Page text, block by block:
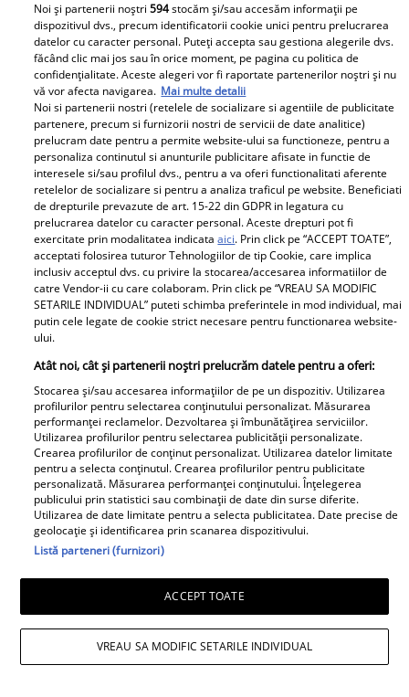
Andreea Popescu și fosta soacră, schimb
de replici. Ce i-a spus mama lui Rareș
Cojoc influenceriței: „Am găsit soluția”
Noi și partenerii noștri594stocăm și/sau accesăm informații pe
dispozitivul dvs., precum identificatorii cookie unici pentru prelucrarea
datelor cu caracter personal. Puteți accepta sau gestiona alegerile dvs.
făcând clic mai jos sau în orice moment, pe pagina cu politica de
confidențialitate. Aceste alegeri vor fi raportate partenerilor noștri și nu
vă vor afecta navigarea. Mai multe detalii
Noi si partenerii nostri (retelele de socializare si agentiile de publicitate
partenere, precum si furnizorii nostri de servicii de date analitice)
prelucram date pentru a permite website-ului sa functioneze, pentru a
personaliza continutul si anunturile publicitare afisate in functie de
interesele si/sau profilul dvs., pentru a va oferi functionalitati aferente
retelelor de socializare si pentru a analiza traficul pe website. Beneficiati
de drepturile prevazute de art. 15-22 din GDPR in legatura cu
prelucrarea datelor cu caracter personal. Aceste drepturi pot fi
exercitate prin modalitatea indicataaici. Prin click pe “ACCEPT TOATE”,
acceptati folosirea tuturor Tehnologiilor de tip Cookie, care implica
inclusiv acceptul dvs. cu privire la stocarea/accesarea informatiilor de
catre Vendor-ii cu care colaboram. Prin click pe “VREAU SA MODIFIC
SETARILE INDIVIDUAL” puteti schimba preferintele in mod individual, mai
putin cele legate de cookie strict necesare pentru functionarea website-
ului.
Atât noi, cât și partenerii noștri prelucrăm datele pentru a oferi:
Stocarea și/sau accesarea informațiilor de pe un dispozitiv. Utilizarea
profilurilor pentru selectarea conținutului personalizat. Măsurarea
performanței reclamelor. Dezvoltarea și îmbunătățirea serviciilor.
Utilizarea profilurilor pentru selectarea publicității personalizate.
Crearea profilurilor de conținut personalizat. Utilizarea datelor limitate
pentru a selecta conținutul. Crearea profilurilor pentru publicitate
personalizată. Măsurarea performanței conținutului. Înțelegerea
publicului prin statistici sau combinații de date din surse diferite.
Utilizarea de date limitate pentru a selecta publicitatea. Date precise de
geolocație și identificarea prin scanarea dispozitivului.
Listă parteneri (furnizori)
ACCEPT TOATE
VREAU SA MODIFIC SETARILE INDIVIDUAL